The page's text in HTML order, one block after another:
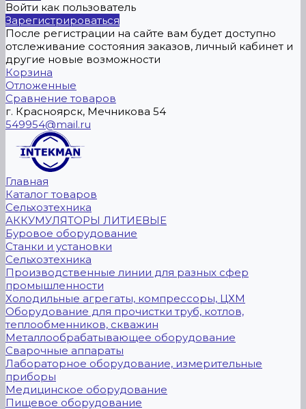
Войти как пользователь
Зарегистрироваться
После регистрации на сайте вам будет доступно
отслеживание состояния заказов, личный кабинет и
другие новые возможности
Корзина
Отложенные
Сравнение товаров
г. Красноярск, Мечникова 54
549954@mail.ru
Главная
Каталог товаров
Сельхозтехника
АККУМУЛЯТОРЫ ЛИТИЕВЫЕ
Буровое оборудование
Станки и установки
Сельхозтехника
Производственные линии для разных сфер
промышленности
Холодильные агрегаты, компрессоры, ЦХМ
Оборудование для прочистки труб, котлов,
теплообменников, скважин
Металлообрабатывающее оборудование
Сварочные аппараты
Лабораторное оборудование, измерительные
приборы
Медицинское оборудование
Пищевое оборудование